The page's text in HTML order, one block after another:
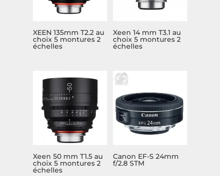
XEEN 135mm T2.2 au
choix 5 montures 2
échelles
Xeen 14 mm T3.1 au
choix 5 montures 2
échelles
Xeen 50 mm T1.5 au
choix 5 montures 2
échelles
Canon EF-S 24mm
f/2.8 STM